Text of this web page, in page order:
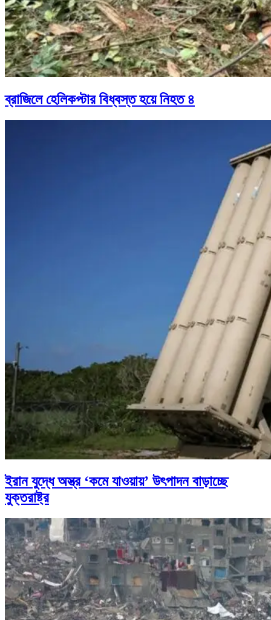
ব্রাজিলে হেলিকপ্টার বিধ্বস্ত হয়ে নিহত ৪
ইরান যুদ্ধে অস্ত্র ‘কমে যাওয়ায়’ উৎপাদন বাড়াচ্ছে
যুক্তরাষ্ট্র